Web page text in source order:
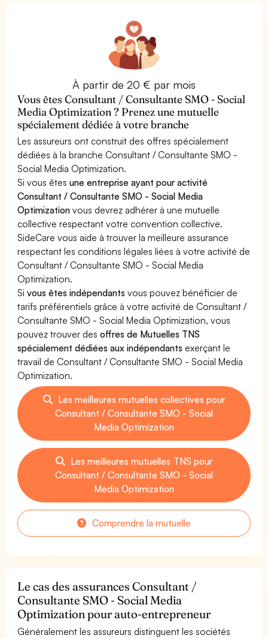
À partir de 20 € par mois
Vous êtes Consultant / Consultante SMO - Social
Media Optimization ? Prenez une mutuelle
spécialement dédiée à votre branche
Les assureurs ont construit des offres spécialement
dédiées à la branche Consultant / Consultante SMO -
Social Media Optimization.
Si vous êtesune entreprise ayant pour activité
Consultant / Consultante SMO - Social Media
Optimization vous devrez adhérer à une mutuelle
collective respectant votre convention collective.
SideCare vous aide à trouver la meilleure assurance
respectant les conditions légales liées à votre activité de
Consultant / Consultante SMO - Social Media
Optimization.
Sivous êtes indépendants vous pouvez bénéficier de
tarifs préférentiels grâce à votre activité de Consultant /
Consultante SMO - Social Media Optimization, vous
pouvez trouver desoffres de Mutuelles TNS
spécialement dédiées aux indépendants exerçant le
travail de Consultant / Consultante SMO - Social Media
Optimization.
Les meilleures mutuelles collectives pour
Consultant / Consultante SMO - Social
Media Optimization
Les meilleures mutuelles TNS pour
Consultant / Consultante SMO - Social
Media Optimization
Comprendre la mutuelle
Le cas des assurances Consultant /
Consultante SMO - Social Media
Optimization pour auto-entrepreneur
Généralement les assureurs distinguent les sociétés